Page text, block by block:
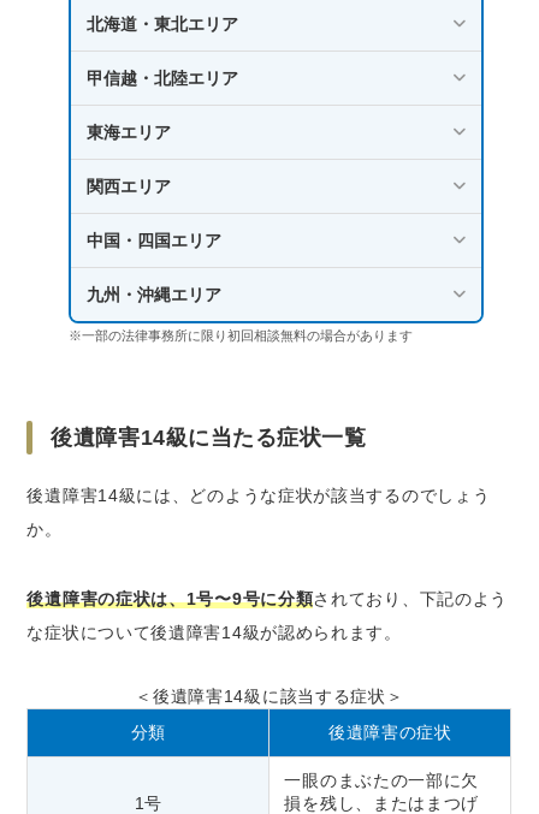
適切な形で後遺障害の申請をおこなうこと
後遺障害等級14級で請求できる費用と慰謝料の
請求できる費用一覧
交通事故の被害者が弁護士に依頼すべき理由
示談交渉や法的手続きの対応を任せられる
慰謝料の増額が期待できる
後遺障害14級でよくある質問
うすればいいですか
ばいいですか
後遺障害等級14級の認定を目指すなら弁護士へ
の相談がおすすめ
北海道・東北エリア
甲信越・北陸エリア
東海エリア
関西エリア
中国・四国エリア
九州・沖縄エリア
※一部の法律事務所に限り初回相談無料の場合があります
後遺障害14級に当たる症状一覧
後遺障害14級には、どのような症状が該当するのでしょう
か。
後遺障害の症状は、1号〜9号に分類されており、下記のよう
な症状について後遺障害14級が認められます。
＜後遺障害14級に該当する症状＞
分類
後遺障害の症状
1号
一眼のまぶたの一部に欠
損を残し、またはまつげ